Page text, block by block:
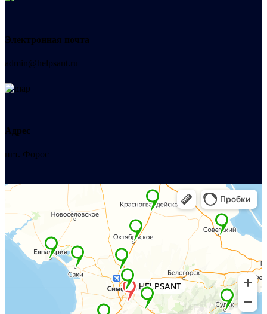
Электронная почта
admin@helpsant.ru
Адрес
пгт. Форос